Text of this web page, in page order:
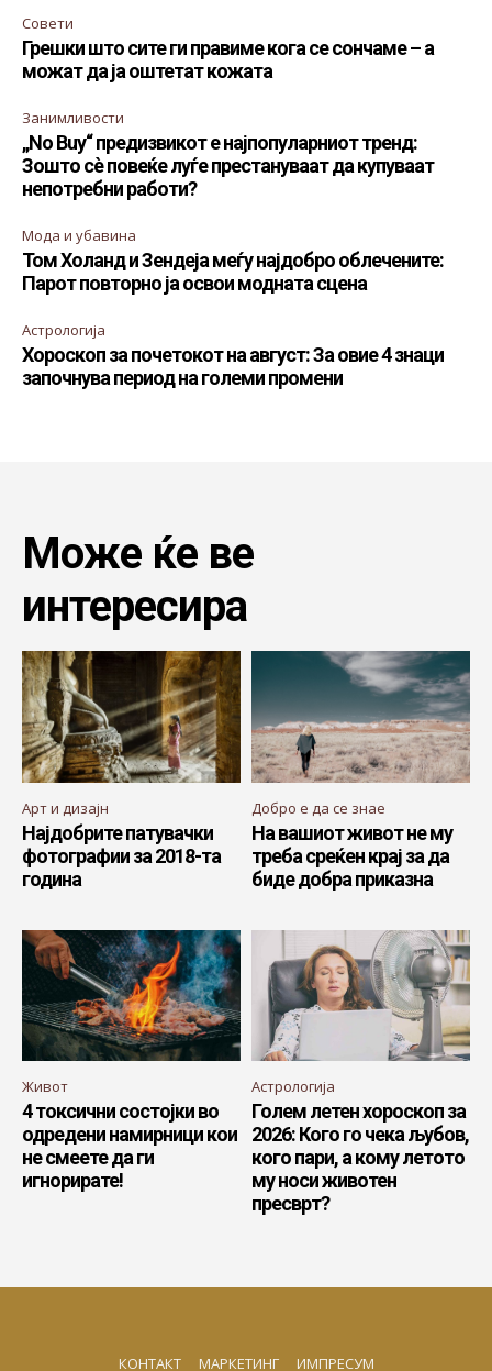
Совети
Грешки што сите ги правиме кога се сончаме – а
можат да ја оштетат кожата
Занимливости
„No Buy“ предизвикот е најпопуларниот тренд:
Зошто сè повеќе луѓе престануваат да купуваат
непотребни работи?
Мода и убавина
Том Холанд и Зендеја меѓу најдобро облечените:
Парот повторно ја освои модната сцена
Астрологија
Хороскоп за почетокот на август: За овие 4 знаци
започнува период на големи промени
Може ќе ве
интересира
Арт и дизајн
Најдобрите патувачки
фотографии за 2018-та
година
Добро е да се знае
На вашиот живот не му
треба среќен крај за да
биде добра приказна
Живот
4 токсични состојки во
одредени намирници кои
не смеете да ги
игнорирате!
Астрологија
Голем летен хороскоп за
2026: Кого го чека љубов,
кого пари, а кому летото
му носи животен
пресврт?
КОНТАКТ МАРКЕТИНГ ИМПРЕСУМ